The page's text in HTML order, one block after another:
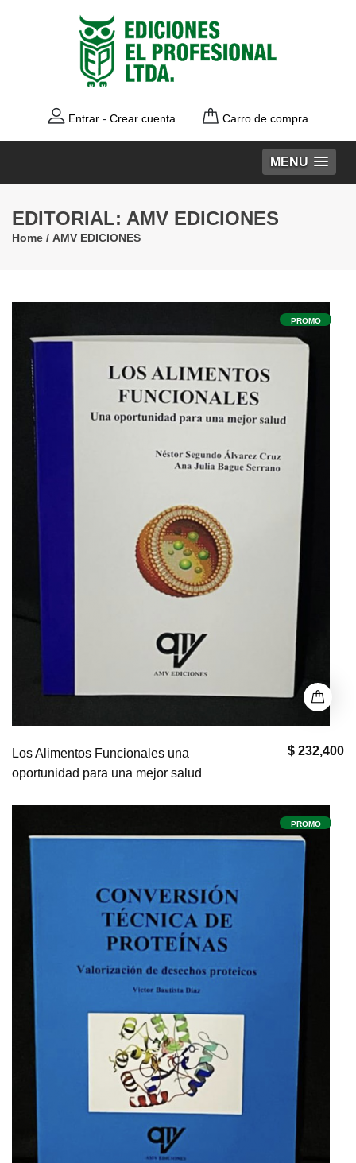
Entrar - Crear cuenta Carro de compra
MENU
EDITORIAL: AMV EDICIONES
Home / AMV EDICIONES
PROMO
$ 232,400
Los Alimentos Funcionales una
oportunidad para una mejor salud
PROMO